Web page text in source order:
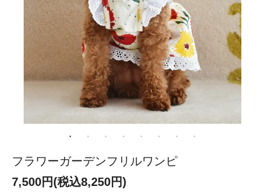
フラワーガーデンフリルワンピ
7,500円(税込8,250円)